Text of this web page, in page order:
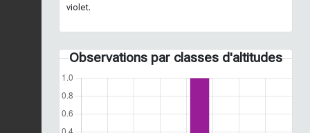
violet.
Observations par classes d'altitudes